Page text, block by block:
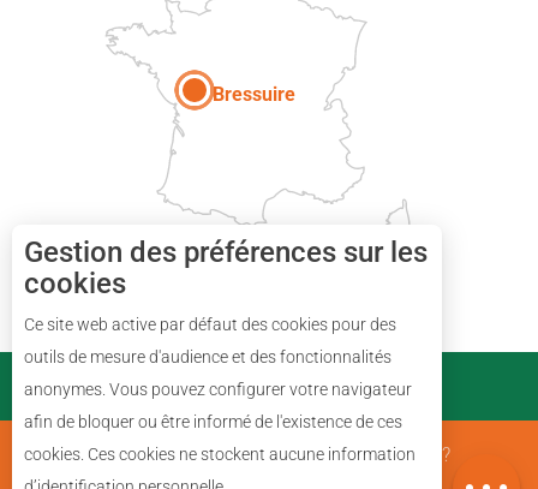
Description
Carte
Bressuire
PARTENAIRES
Mentions Légales Qui sommes nous ?
Gestion des préférences sur les
cookies
Ce site web active par défaut des cookies pour des
outils de mesure d'audience et des fonctionnalités
anonymes. Vous pouvez configurer votre navigateur
afin de bloquer ou être informé de l'existence de ces
cookies. Ces cookies ne stockent aucune information